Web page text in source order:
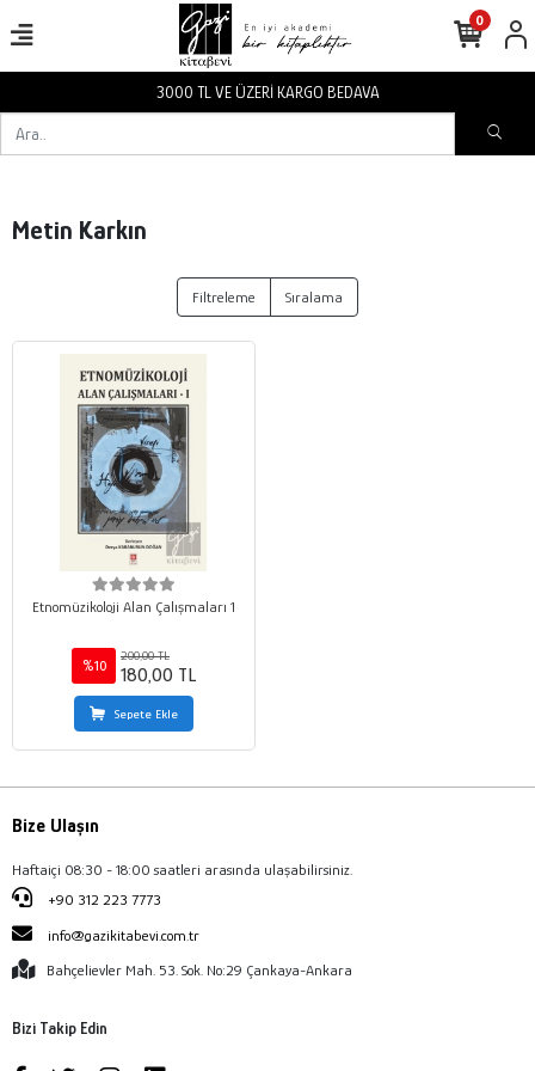
3000 TL VE ÜZERİ KARGO BEDAVA
0
Metin Karkın
Filtreleme Sıralama
Etnomüzikoloji Alan Çalışmaları 1
%10
200,00 TL
180,00 TL
Sepete Ekle
Bize Ulaşın
Haftaiçi 08:30 - 18:00 saatleri arasında ulaşabilirsiniz.
+90 312 223 7773
info@gazikitabevi.com.tr
Bahçelievler Mah. 53. Sok. No:29 Çankaya-Ankara
Bizi Takip Edin